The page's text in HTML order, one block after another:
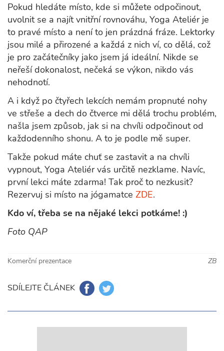
Pokud hledáte místo, kde si můžete odpočinout,
uvolnit se a najít vnitřní rovnováhu, Yoga Ateliér je
to pravé místo a není to jen prázdná fráze. Lektorky
jsou milé a přirozené a každá z nich ví, co dělá, což
je pro začátečníky jako jsem já ideální. Nikde se
neřeší dokonalost, nečeká se výkon, nikdo vás
nehodnotí.
A i když po čtyřech lekcích nemám propnuté nohy
ve střeše a dech do čtverce mi dělá trochu problém,
našla jsem způsob, jak si na chvíli odpočinout od
každodenního shonu. A to je podle mě super.
Takže pokud máte chuť se zastavit a na chvíli
vypnout, Yoga Ateliér vás určitě nezklame. Navíc,
první lekci máte zdarma! Tak proč to nezkusit?
Rezervuj si místo na jógamatce ZDE.
Kdo ví, třeba se na nějaké lekci potkáme! :)
Foto QAP
Komerční prezentace ZB
SDÍLEJTE ČLÁNEK